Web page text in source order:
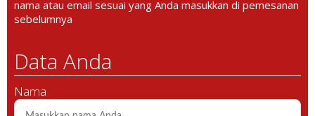
nama atau email sesuai yang Anda masukkan di pemesanan
sebelumnya
Data Anda
Nama